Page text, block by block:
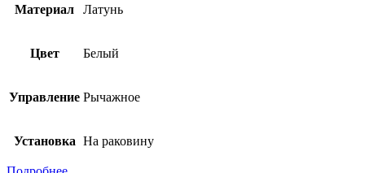
Материал Латунь
Цвет Белый
Управление Рычажное
Установка На раковину